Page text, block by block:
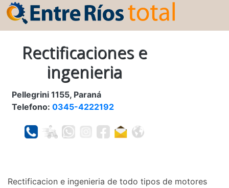
Rectificaciones e
ingenieria
Pellegrini 1155, Paraná
Telefono: 0345-4222192
Rectificacion e ingenieria de todo tipos de motores